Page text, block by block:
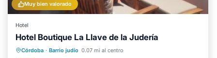
Muy bien valorado
Hotel
Hotel Boutique La Llave de la Judería
Córdoba · Barrio judío 0.07 mi al centro
Desayuno
Aparcamiento